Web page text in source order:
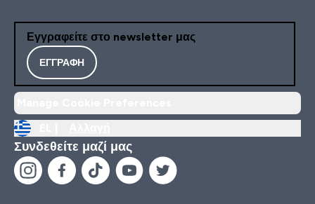
Εγγραφείτε στο newsletter μας
ΕΓΓΡΑΦΉ
Συνδεθείτε μαζί μας